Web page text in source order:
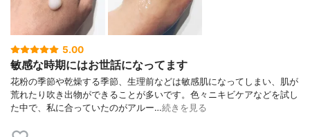
5.00
敏感な時期にはお世話になってます
花粉の季節や乾燥する季節、生理前などは敏感肌になってしまい、肌が
荒れたり吹き出物ができることが多いです。色々ニキビケアなどを試し
た中で、私に合っていたのがアルー…続きを見る